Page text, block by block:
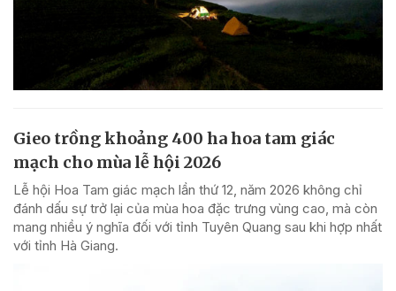
Gieo trồng khoảng 400 ha hoa tam giác
mạch cho mùa lễ hội 2026
Lễ hội Hoa Tam giác mạch lần thứ 12, năm 2026 không chỉ
đánh dấu sự trở lại của mùa hoa đặc trưng vùng cao, mà còn
mang nhiều ý nghĩa đối với tỉnh Tuyên Quang sau khi hợp nhất
với tỉnh Hà Giang.